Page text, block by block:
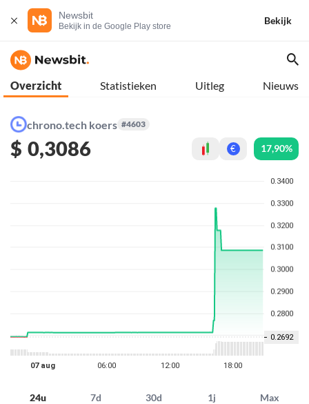
Newsbit
Bekijk in de Google Play store
Bekijk
Overzicht Statistieken Uitleg Nieuws
chrono.tech koers #4603
$ 0,3086 € 17,90%
24u 7d 30d 1j Max